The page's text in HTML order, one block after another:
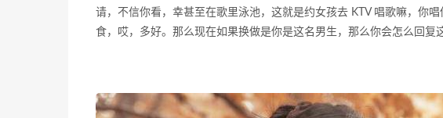
请，不信你看，幸甚至在歌里泳池，这就是约女孩去 KTV 唱歌嘛，你
食，哎，多好。那么现在如果换做是你是这名男生，那么你会怎么回复